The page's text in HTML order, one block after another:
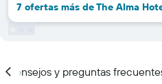
7 ofertas más de The Alma
Consejos y preguntas